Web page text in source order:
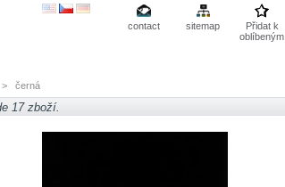
contact sitemap
Přidat k
oblíbeným
> černá
17 zboží.